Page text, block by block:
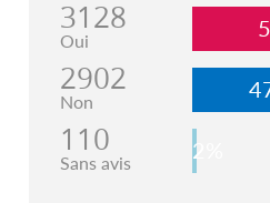
3128
Oui
2902
Non
110
Sans avis 2%